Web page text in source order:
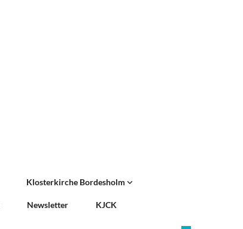
Klosterkirche Bordesholm
Newsletter KJCK